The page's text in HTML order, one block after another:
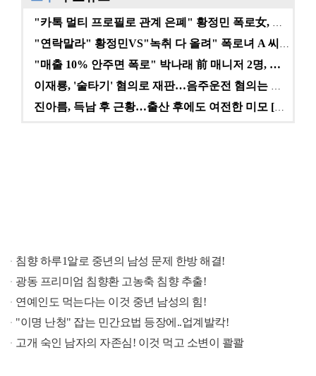
"카톡 멀티 프로필로 관계 은폐" 황정민 폭로女, 문자…
"연락말라" 황정민VS"녹취 다 올려" 폭로녀 A 씨,…
"매출 10% 안주면 폭로" 박나래 前 매니저 2명, …
이재룡, '술타기' 혐의로 재판…음주운전 혐의는 미적용…
진아름, 득남 후 근황…출산 후에도 여전한 미모 [스타…